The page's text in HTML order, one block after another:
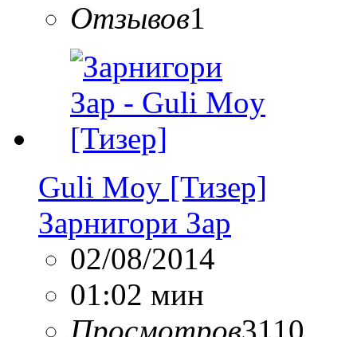
Отзывов1
Guli Moy [Тизер]
Зарнигори Зар
02/08/2014
01:02 мин